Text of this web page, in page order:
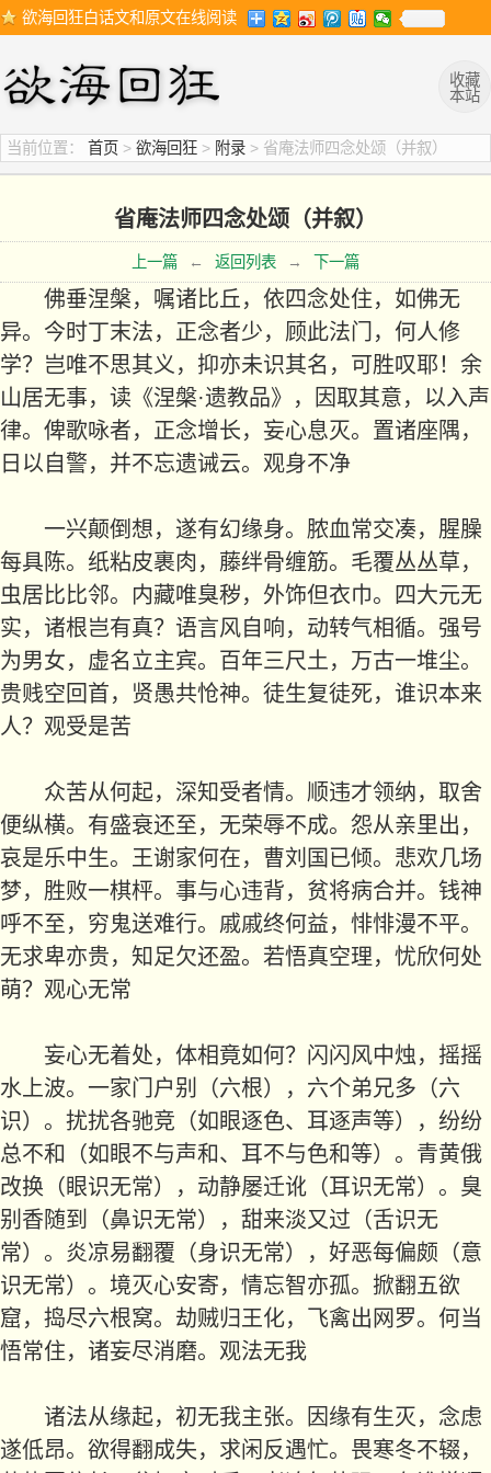
欲海回狂白话文和原文在线阅读
收藏
本站
当前位置： 首页 > 欲海回狂 > 附录 > 省庵法师四念处颂（并叙）
省庵法师四念处颂（并叙）
上一篇 ← 返回列表 → 下一篇
佛垂涅槃，嘱诸比丘，依四念处住，如佛无
异。今时丁末法，正念者少，顾此法门，何人修
学？岂唯不思其义，抑亦未识其名，可胜叹耶！余
山居无事，读《涅槃·遗教品》，因取其意，以入声
律。俾歌咏者，正念增长，妄心息灭。置诸座隅，
日以自警，并不忘遗诫云。观身不净
一兴颠倒想，遂有幻缘身。脓血常交凑，腥臊
每具陈。纸粘皮裹肉，藤绊骨缠筋。毛覆丛丛草，
虫居比比邻。内藏唯臭秽，外饰但衣巾。四大元无
实，诸根岂有真？语言风自响，动转气相循。强号
为男女，虚名立主宾。百年三尺土，万古一堆尘。
贵贱空回首，贤愚共怆神。徒生复徒死，谁识本来
人？观受是苦
众苦从何起，深知受者情。顺违才领纳，取舍
便纵横。有盛衰还至，无荣辱不成。怨从亲里出，
哀是乐中生。王谢家何在，曹刘国已倾。悲欢几场
梦，胜败一棋枰。事与心违背，贫将病合并。钱神
呼不至，穷鬼送难行。戚戚终何益，悱悱漫不平。
无求卑亦贵，知足欠还盈。若悟真空理，忧欣何处
萌？观心无常
妄心无着处，体相竟如何？闪闪风中烛，摇摇
水上波。一家门户别（六根），六个弟兄多（六
识）。扰扰各驰竞（如眼逐色、耳逐声等），纷纷
总不和（如眼不与声和、耳不与色和等）。青黄俄
改换（眼识无常），动静屡迁讹（耳识无常）。臭
别香随到（鼻识无常），甜来淡又过（舌识无
常）。炎凉易翻覆（身识无常），好恶每偏颇（意
识无常）。境灭心安寄，情忘智亦孤。掀翻五欲
窟，捣尽六根窝。劫贼归王化，飞禽出网罗。何当
悟常住，诸妄尽消磨。观法无我
诸法从缘起，初无我主张。因缘有生灭，念虑
遂低昂。欲得翻成失，求闲反遇忙。畏寒冬不辍，